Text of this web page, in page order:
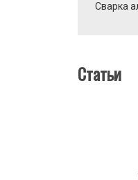
Сварка
Статьи